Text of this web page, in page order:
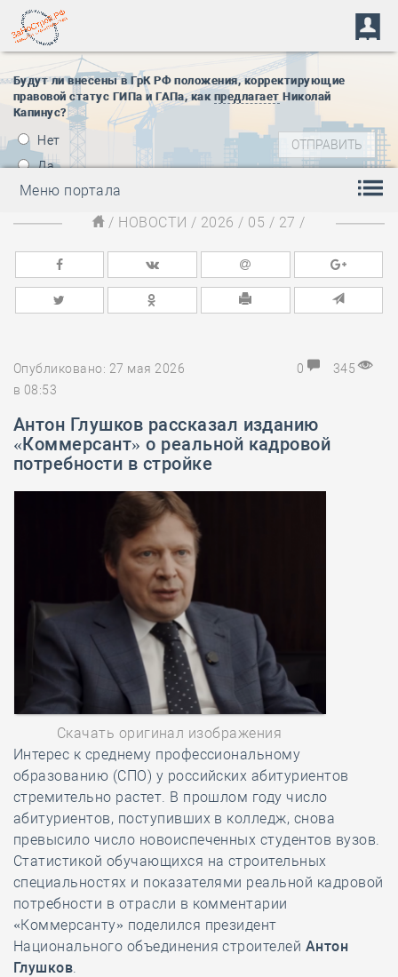
Будут ли внесены в ГрК РФ положения, корректирующие
правовой статус ГИПа и ГАПа, как предлагает Николай
Капинус?
Нет
Да
Меню портала
/ НОВОСТИ / 2026 / 05 / 27 /
Опубликовано: 27 мая 2026
в 08:53
0 345
Антон Глушков рассказал изданию
«Коммерсант» о реальной кадровой
потребности в стройке
Скачать оригинал изображения
Интерес к среднему профессиональному
образованию (СПО) у российских абитуриентов
стремительно растет. В прошлом году число
абитуриентов, поступивших в колледж, снова
превысило число новоиспеченных студентов вузов.
Статистикой обучающихся на строительных
специальностях и показателями реальной кадровой
потребности в отрасли в комментарии
«Коммерсанту» поделился президент
Национального объединения строителей Антон
Глушков